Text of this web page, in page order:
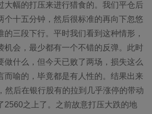
大幅的打压来进行猎食的。我们平仓后
个十五分钟，然后很标准的再向下忽悠
的三段下行。平时我们看到这种情形，
机会，最少都有一个不错的反弹。此时
做什么，但今天已败了两场，损失这么
而喻的，毕竟都是有人性的。结果出来
然后在银行股有的拉到几乎涨停的带动
2560之上了。之前故意打压大跌的地